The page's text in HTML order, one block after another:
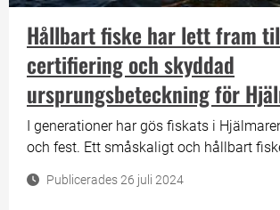
Hållbart fiske har lett fram
certifiering och skyddad
ursprungsbeteckning för
I generationer har gös fiskats i
och fest. Ett småskaligt och hållbart
insjöfisk få en MSC-certifiering. Nu
Publicerades 26 juli 2024